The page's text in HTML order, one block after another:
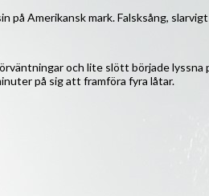
på Amerikansk mark. Falsksång,
och lite slött började lyssna
på sig att framföra fyra låtar.